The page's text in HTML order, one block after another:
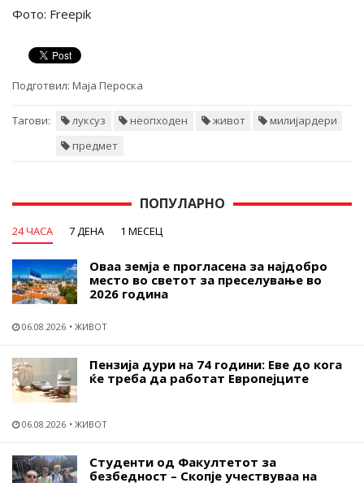
Фото: Freepik
Подготвил: Маја Пероска
Тагови: луксуз неопходен живот
милијардери
предмет
ПОПУЛАРНО
24 ЧАСА 7 ДЕНА 1 МЕСЕЦ
Оваа земја е прогласена за најдобро
место во светот за преселување во
2026 година
06.08.2026 ЖИВОТ
Пензија дури на 74 години: Еве до кога
ќе треба да работат Европејците
06.08.2026 ЖИВОТ
Студенти од Факултетот за
безбедност – Скопје учествуваа на